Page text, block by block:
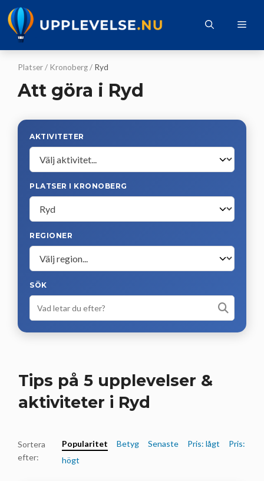
Hoppa
till
innehåll
Platser/ Kronoberg/ Ryd
Att göra i Ryd
AKTIVITETER
PLATSER I KRONOBERG
REGIONER
SÖK
Tips på 5 upplevelser &
aktiviteter i Ryd
Sortera
efter:
Popularitet Betyg Senaste Pris: lågt
Pris:
högt